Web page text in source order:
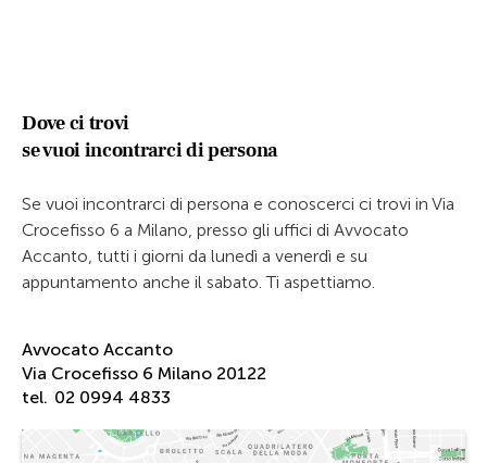
Dove ci trovi
se vuoi incontrarci di persona
Se vuoi incontrarci di persona e conoscerci ci trovi in Via
Crocefisso 6 a Milano, presso gli uffici di Avvocato
Accanto, tutti i giorni da lunedì a venerdì e su
appuntamento anche il sabato. Ti aspettiamo.
Avvocato Accanto
Via Crocefisso 6 Milano 20122
tel. 02 0994 4833